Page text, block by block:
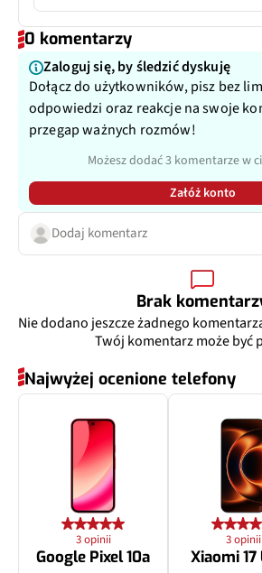
Pixele 13 Mpix
Autofocus
Matryca piksele
Przysłona
Filmy Tak
Filmy parametr
Nie
Inne 120˚,
Autofocus
piksele
Przysłona f/2.0
Typ USB USB-C
0 komentarzy
Zaloguj się, by śledzić dyskuję
Dołącz do użytkowników, pisz bez
odpowiedzi oraz reakcje na swoje
przegap ważnych rozmów!
Możesz dodać 3 komentarze w
Załóż konto
Dodaj komentarz
Brak
Nie dodano jeszcze żadnego
Twój komentarz może być
Najwyżej ocenione telefony
3 opinii
Google Pixel 10a
3 opinii
Xiaomi